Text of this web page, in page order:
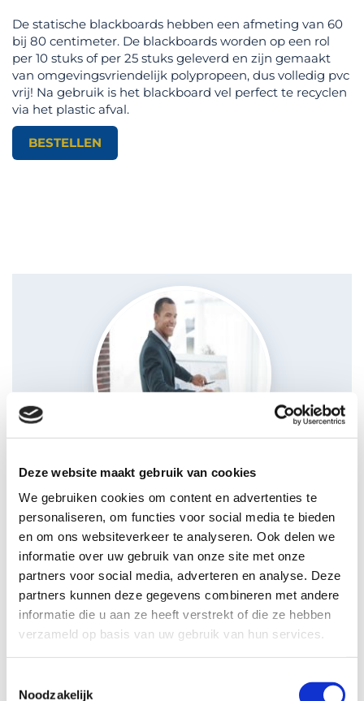
Deze website maakt gebruik van cookies
We gebruiken cookies om content en advertenties te
personaliseren, om functies voor social media te bieden
en om ons websiteverkeer te analyseren. Ook delen we
informatie over uw gebruik van onze site met onze
partners voor social media, adverteren en analyse. Deze
partners kunnen deze gegevens combineren met andere
informatie die u aan ze heeft verstrekt of die ze hebben
verzameld op basis van uw gebruik van hun services.
Noodzakelijk
De statische blackboards hebben een afmeting van 60
bij 80 centimeter. De blackboards worden op een rol
per 10 stuks of per 25 stuks geleverd en zijn gemaakt
van omgevingsvriendelijk polypropeen, dus volledig pvc
vrij! Na gebruik is het blackboard vel perfect te recyclen
via het plastic afval.
BESTELLEN
Elektrostatische flipcharts
LEES VERDER